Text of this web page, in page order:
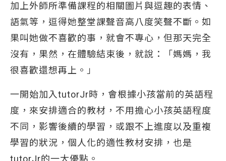
加上外師所準備課程的相關圖片與逗趣的表情、
語氣等，逗得她整堂課聲音高八度笑聲不斷。如
果叫她做不喜歡的事，就會不專心，但那天完全
沒有，果然，在體驗結束後，就說：「媽媽，我
很喜歡還想再上。」
一開始加入tutorJr時，會根據小孩當前的英語程
度，來安排適合的教材，不用擔心小孩英語程度
不同，影響後續的學習，或跟不上進度以及重複
學習的狀況，個人化的適性教材安排，也是
tutorJr的一大優點。